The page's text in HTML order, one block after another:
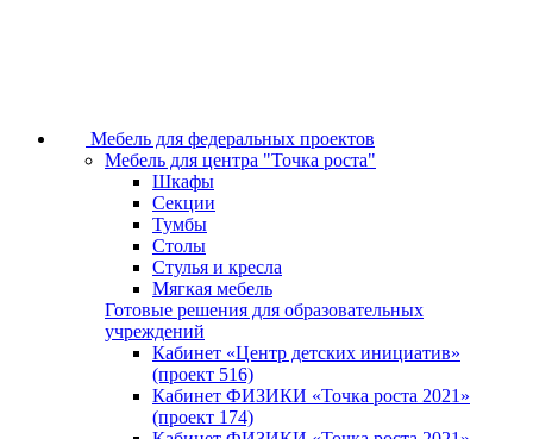
Мебель для федеральных проектов
Мебель для центра "Точка роста"
Шкафы
Секции
Тумбы
Столы
Стулья и кресла
Мягкая мебель
Готовые решения для образовательных
учреждений
Кабинет «Центр детских инициатив»
(проект 516)
Кабинет ФИЗИКИ «Точка роста 2021»
(проект 174)